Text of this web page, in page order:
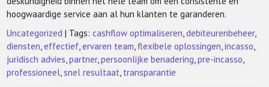
hoogwaardige service aan al hun klanten te garanderen.
Uncategorized | Tags:cashflow optimaliseren,debiteurenbeheer,
diensten,effectief,ervaren team,flexibele oplossingen,incasso,
juridisch advies,partner,persoonlijke benadering,pre-incasso,
professioneel,snel resultaat, transparantie